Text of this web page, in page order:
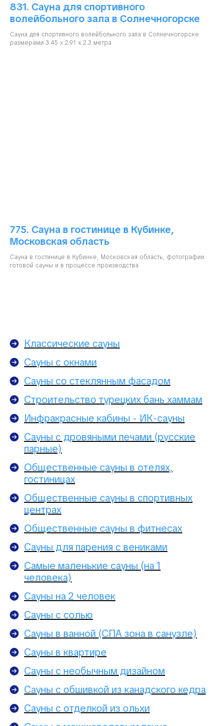
831. Сауна для спортивного
волейбольного зала в Солнечногорске
Сауна для спортивного волейбольного зала в Солнечногорске
размерами 3.45 х 2.91 х 2.3 метра
775. Сауна в гостинице в Кубинке,
Московская область
Сауна в гостинице в Кубинке, Московская область, фотографии
готовой сауны и в процессе производства
Классические сауны
Сауны с окнами
Сауны со стеклянным фасадом
Строительство турецких бань хаммам
Инфракрасные кабины - ИК-сауны
Сауны с дровяными печами (русские
парные)
Общественные сауны в отелях,
гостиницах
Общественные сауны в спортивных
центрах
Общественные сауны в фитнесах
Сауны для парения с вениками
Самые маленькие сауны (на 1
человека)
Сауны на 2 человек
Сауны с солью
Сауны в ванной (СПА зона в санузле)
Сауны в квартире
Сауны с необычным дизайном
Сауны с обшивкой из канадского кедра
Сауны с отделкой из ольхи